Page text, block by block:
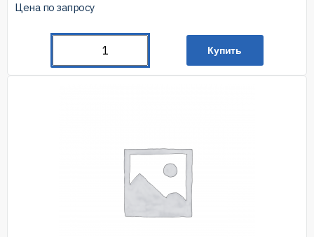
Цена по запросу
Купить